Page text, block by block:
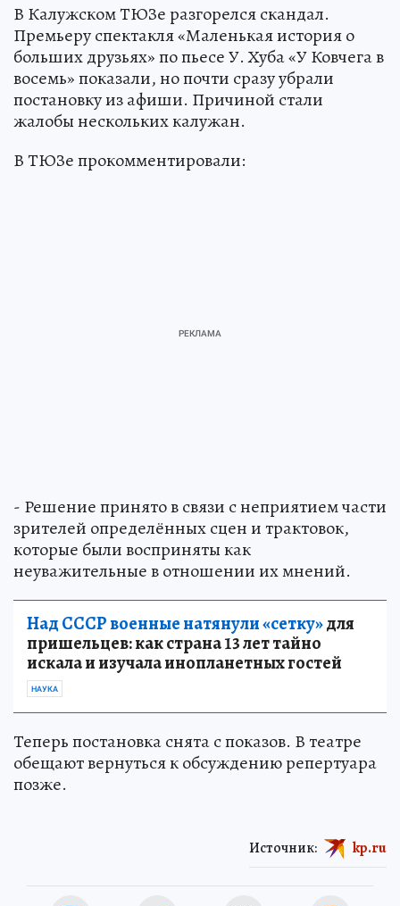
В Калужском ТЮЗе разгорелся скандал.
Премьеру спектакля «Маленькая история о
больших друзьях» по пьесе У. Хуба «У Ковчега в
восемь» показали, но почти сразу убрали
постановку из афиши. Причиной стали
жалобы нескольких калужан.
В ТЮЗе прокомментировали:
- Решение принято в связи с неприятием части
зрителей определённых сцен и трактовок,
которые были восприняты как
неуважительные в отношении их мнений.
Над СССР военные натянули «сетку»для
пришельцев: как страна 13 лет тайно
искала и изучала инопланетных гостей
НАУКА
Теперь постановка снята с показов. В театре
обещают вернуться к обсуждению репертуара
позже.
Источник: kp.ru